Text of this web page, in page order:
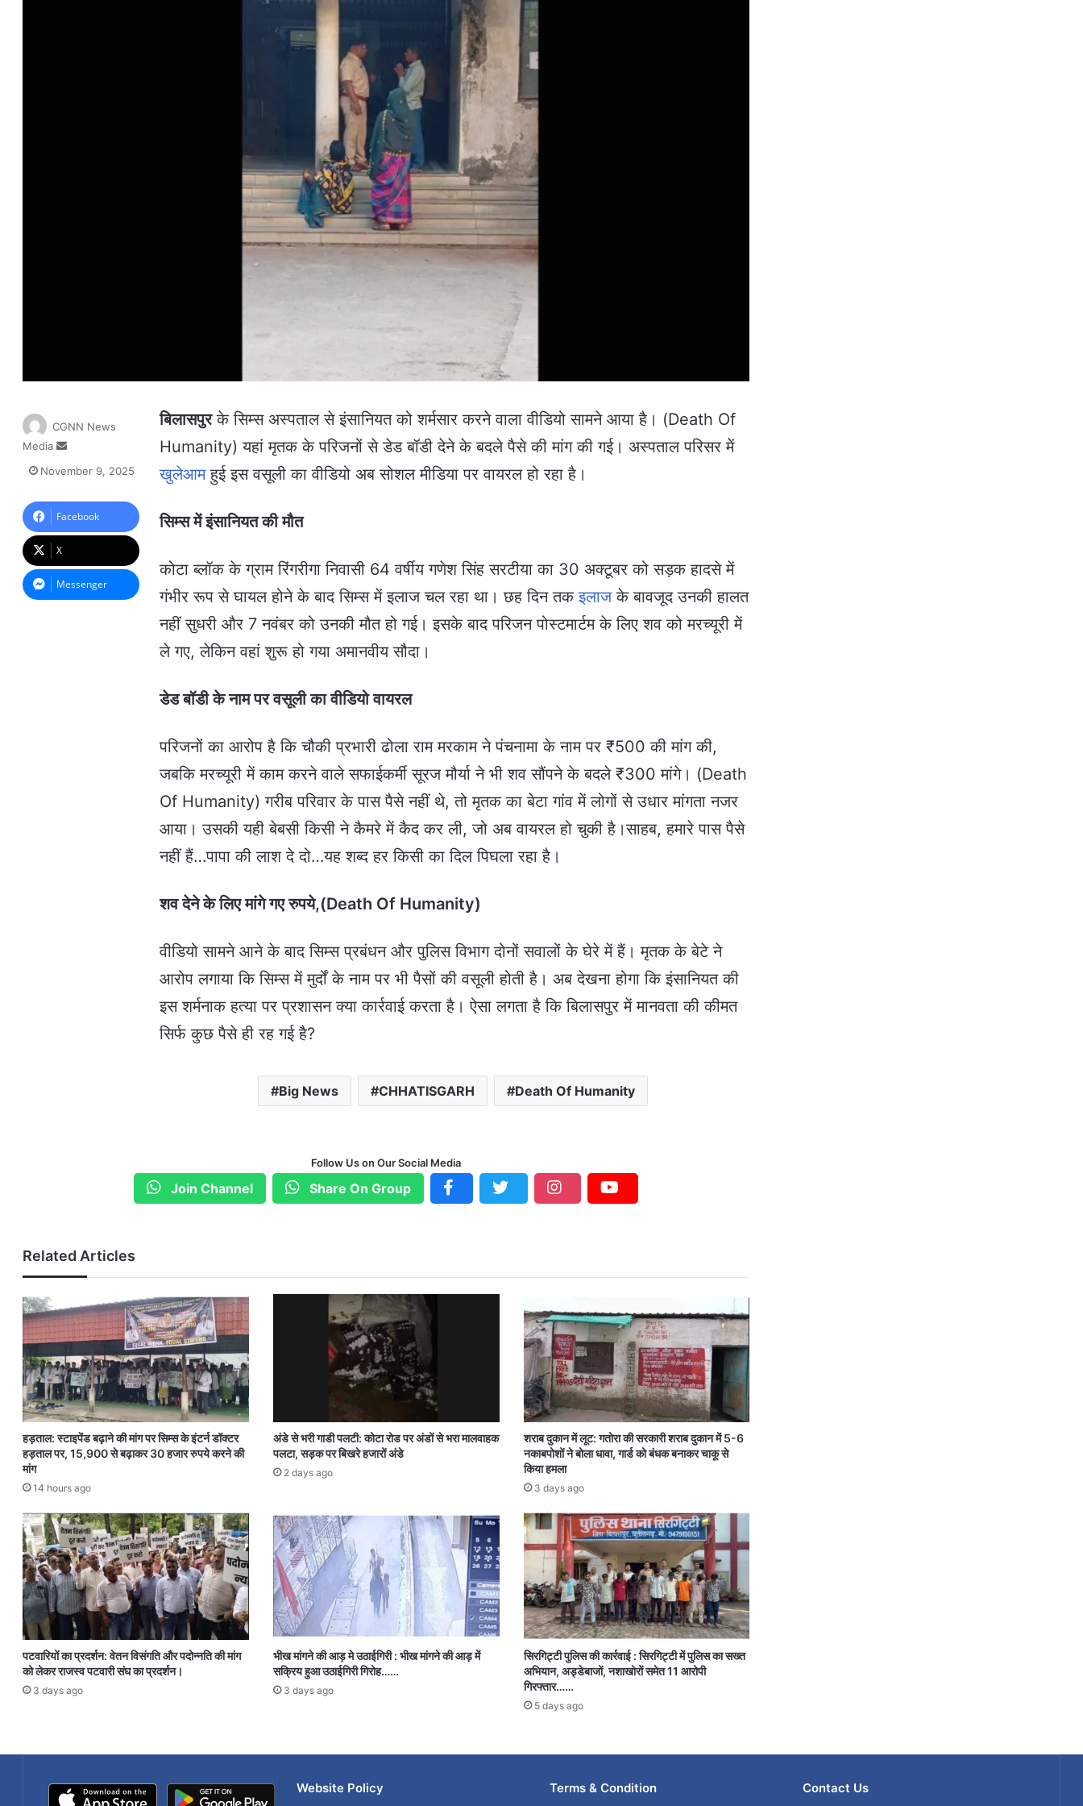
बिलासपुरके सिम्स अस्पताल से इंसानियत को शर्मसार करने वाला वीडियो सामने आया है। (Death Of
Humanity) यहां मृतक के परिजनों से डेड बॉडी देने के बदले पैसे की मांग की गई। अस्पताल परिसर में
खुलेआमहुई इस वसूली का वीडियो अब सोशल मीडिया पर वायरल हो रहा है।
सिम्स में इंसानियत की मौत
कोटा ब्लॉक के ग्राम रिंगरीगा निवासी 64 वर्षीय गणेश सिंह सरटीया का 30 अक्टूबर को सड़क हादसे में
गंभीर रूप से घायल होने के बाद सिम्स में इलाज चल रहा था। छह दिन तकइलाजके बावजूद उनकी हालत
नहीं सुधरी और 7 नवंबर को उनकी मौत हो गई। इसके बाद परिजन पोस्टमार्टम के लिए शव को मरच्यूरी में
ले गए, लेकिन वहां शुरू हो गया अमानवीय सौदा।
डेड बॉडी के नाम पर वसूली का वीडियो वायरल
परिजनों का आरोप है कि चौकी प्रभारी ढोला राम मरकाम ने पंचनामा के नाम पर ₹500 की मांग की,
जबकि मरच्यूरी में काम करने वाले सफाईकर्मी सूरज मौर्या ने भी शव सौंपने के बदले ₹300 मांगे। (Death
Of Humanity) गरीब परिवार के पास पैसे नहीं थे, तो मृतक का बेटा गांव में लोगों से उधार मांगता नजर
आया। उसकी यही बेबसी किसी ने कैमरे में कैद कर ली, जो अब वायरल हो चुकी है।साहब, हमारे पास पैसे
नहीं हैं…पापा की लाश दे दो…यह शब्द हर किसी का दिल पिघला रहा है।
शव देने के लिए मांगे गए रुपये,(Death Of Humanity)
वीडियो सामने आने के बाद सिम्स प्रबंधन और पुलिस विभाग दोनों सवालों के घेरे में हैं। मृतक के बेटे ने
आरोप लगाया कि सिम्स में मुर्दों के नाम पर भी पैसों की वसूली होती है। अब देखना होगा कि इंसानियत की
इस शर्मनाक हत्या पर प्रशासन क्या कार्रवाई करता है। ऐसा लगता है कि बिलासपुर में मानवता की कीमत
सिर्फ कुछ पैसे ही रह गई है?
Big News CHHATISGARH Death Of Humanity
CGNN News
Media
a
n
m
a
i
November 9, 2025
Facebook
X
Messenger
Follow Us on Our Social Media
Join Channel Share On Group
Related Articles
हड़ताल: स्टाइपेंड बढ़ाने की मांग पर सिम्स के इंटर्न डॉक्टर
हड़ताल पर, 15,900 से बढ़ाकर 30 हजार रुपये करने की
मांग
14 hours ago
अंडे से भरी गाडी पलटी: कोटा रोड पर अंडों से भरा मालवाहक
पलटा, सड़क पर बिखरे हजारों अंडे
2 days ago
शराब दुकान में लूट: गतोरा की सरकारी शराब दुकान में 5-6
नकाबपोशों ने बोला धावा, गार्ड को बंधक बनाकर चाकू से
किया हमला
3 days ago
पटवारियों का प्रदर्शन: वेतन विसंगति और पदोन्नति की मांग
को लेकर राजस्व पटवारी संघ का प्रदर्शन।
3 days ago
भीख मांगने की आड़ मे उठाईगिरी : भीख मांगने की आड़ में
सक्रिय हुआ उठाईगिरी गिरोह……
3 days ago
सिरगिट्टी पुलिस की कार्रवाई : सिरगिट्टी में पुलिस का सख्त
अभियान, अड्डेबाजों, नशाखोरों समेत 11 आरोपी
गिरफ्तार……
5 days ago
Website Policy Terms & Condition Contact Us